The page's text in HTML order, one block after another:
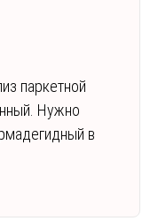
паркетной
Нужно
в